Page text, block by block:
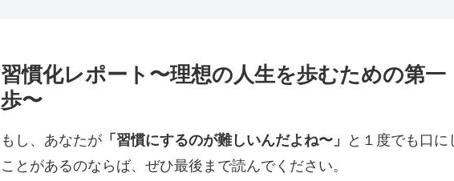
習慣化レポート〜理想の人生を歩むための第一
歩〜
もし、あなたが 「習慣にするのが難しいんだよね〜」
と１度でも口に
ことがあるのならば、ぜひ最後まで読んでください。